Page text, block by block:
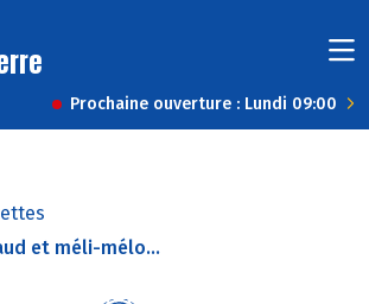
Prochaine ouverture : Lundi 09:00
et méli-mélo...